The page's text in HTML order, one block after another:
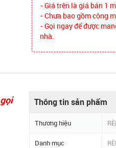
- Giá trên là giá bán 1
- Chưa bao gồm công
- Gọi ngay để được
nhà.
Thông tin sản phẩm
Thương hiệu
Danh mục